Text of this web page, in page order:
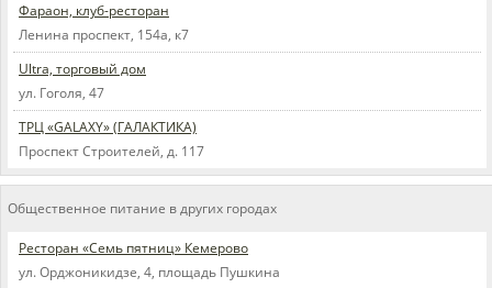
Фараон, клуб-ресторан
Ленина проспект, 154а, к7
Ultra, торговый дом
ул. Гоголя, 47
ТРЦ «GALAXY» (ГАЛАКТИКА)
Проспект Строителей, д. 117
Общественное питание в других городах
Ресторан «Семь пятниц» Кемерово
ул. Орджоникидзе, 4, площадь Пушкина